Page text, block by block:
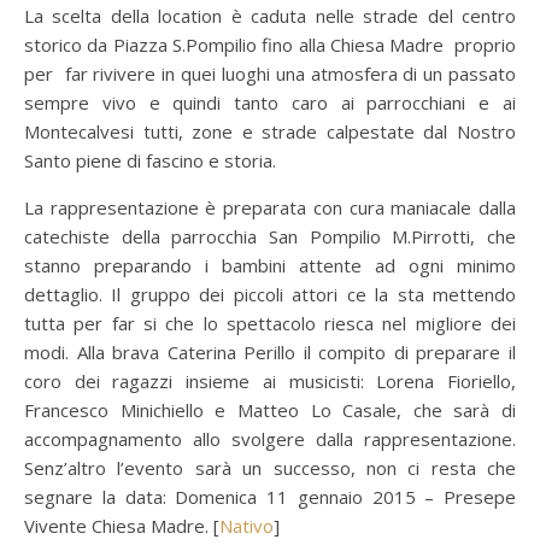
La scelta della location è caduta nelle strade del centro
storico da Piazza S.Pompilio fino alla Chiesa Madre proprio
per far rivivere in quei luoghi una atmosfera di un passato
sempre vivo e quindi tanto caro ai parrocchiani e ai
Montecalvesi tutti, zone e strade calpestate dal Nostro
Santo piene di fascino e storia.
La rappresentazione è preparata con cura maniacale dalla
catechiste della parrocchia San Pompilio M.Pirrotti, che
stanno preparando i bambini attente ad ogni minimo
dettaglio. Il gruppo dei piccoli attori ce la sta mettendo
tutta per far si che lo spettacolo riesca nel migliore dei
modi. Alla brava Caterina Perillo il compito di preparare il
coro dei ragazzi insieme ai musicisti: Lorena Fioriello,
Francesco Minichiello e Matteo Lo Casale, che sarà di
accompagnamento allo svolgere dalla rappresentazione.
Senz’altro l’evento sarà un successo, non ci resta che
segnare la data: Domenica 11 gennaio 2015 – Presepe
Vivente Chiesa Madre. [Nativo]